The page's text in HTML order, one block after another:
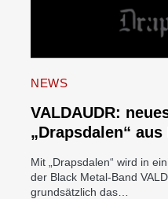
NEWS
VALDAUDR:
„Drapsdalen“ aus
Mit „Drapsdalen“ wird in
der Black Metal-Band
grundsätzlich das…